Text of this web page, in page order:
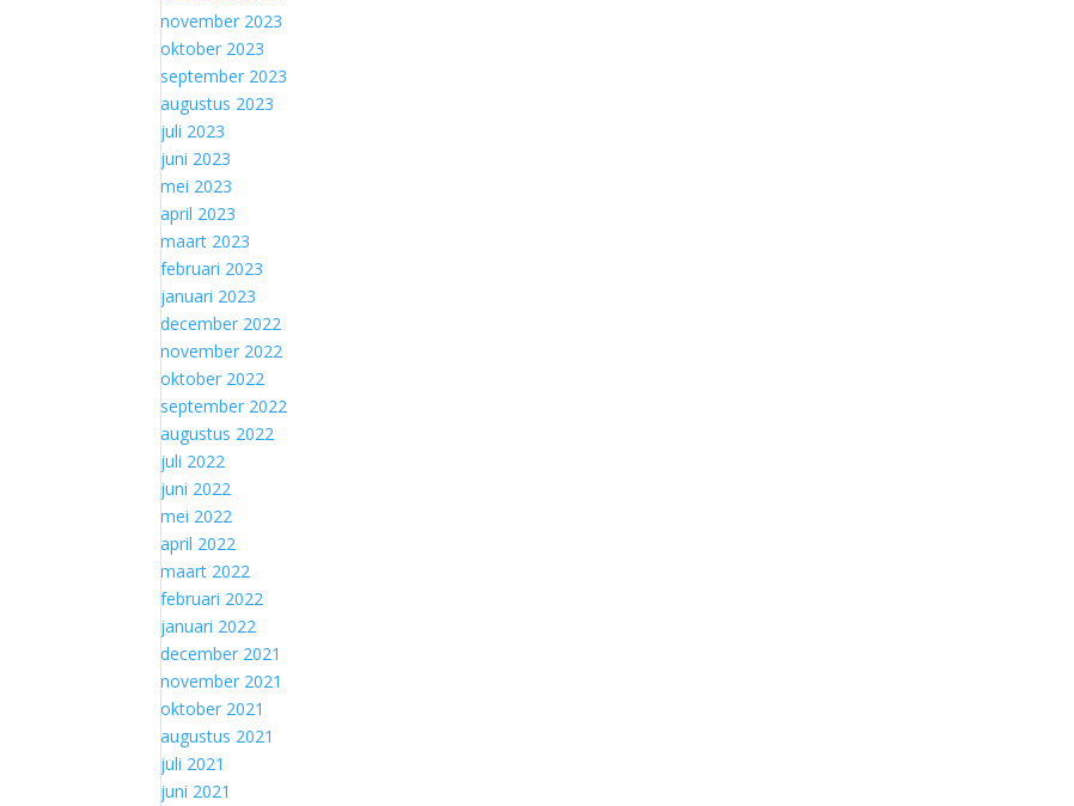
november 2023
oktober 2023
september 2023
augustus 2023
juli 2023
juni 2023
mei 2023
april 2023
maart 2023
februari 2023
januari 2023
december 2022
november 2022
oktober 2022
september 2022
augustus 2022
juli 2022
juni 2022
mei 2022
april 2022
maart 2022
februari 2022
januari 2022
december 2021
november 2021
oktober 2021
augustus 2021
juli 2021
juni 2021